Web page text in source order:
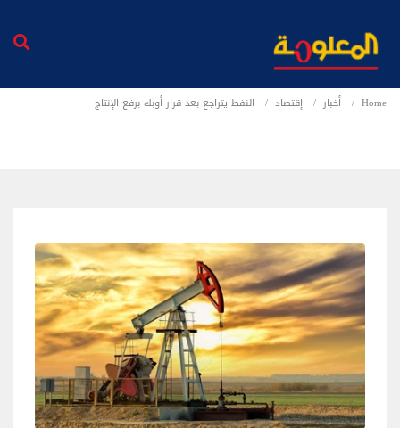
Home أخبار إقتصاد النفط يتراجع بعد قرار أوبك برفع الإنتاج